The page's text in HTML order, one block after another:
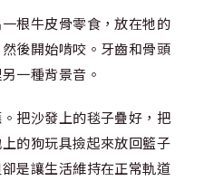
根牛皮骨零食，放在牠的
後開始啃咬。牙齒和骨頭
一種背景音。
把沙發上的毯子疊好，把
的狗玩具撿起來放回籃子
是讓生活維持在正常軌道